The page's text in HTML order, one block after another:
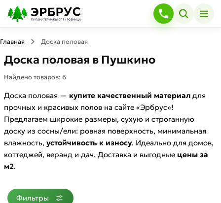
Главная Доска половая
Доска половая в Пушкино
Найдено товаров: 6
Доска половая — купите качественный материал для
прочных и красивых полов на сайте «Эрбрус»!
Предлагаем широкие размеры, сухую и строганную
доску из сосны/ели: ровная поверхность, минимальная
влажность, устойчивость к износу. Идеально для домов,
коттеджей, веранд и дач. Доставка и выгодные цены за
м2.
Фильтры